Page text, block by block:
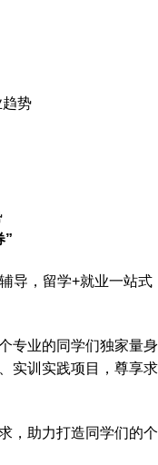
趋势
”
导，留学+就业一站式
专业的同学们独家量身
实训实践项目，尊享求
，助力打造同学们的个